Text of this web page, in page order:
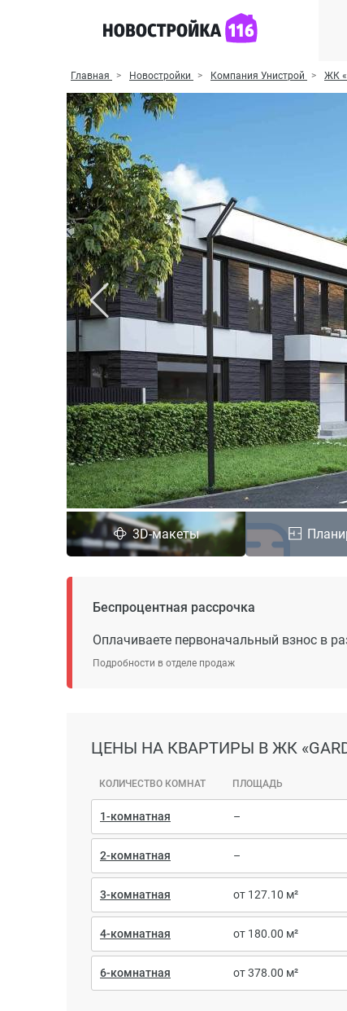
Главная Новостройки Компания Унистрой ЖК
3D-макеты
Беспроцентная рассрочка
Оплачиваете первоначальный взнос в
Подробности в отделе продаж
ЦЕНЫ НА КВАРТИРЫ В ЖК
КОЛИЧЕСТВО КОМНАТ ПЛОЩАДЬ
1-комнатная –
2-комнатная –
3-комнатная от 127.10 м²
4-комнатная от 180.00 м²
6-комнатная от 378.00 м²